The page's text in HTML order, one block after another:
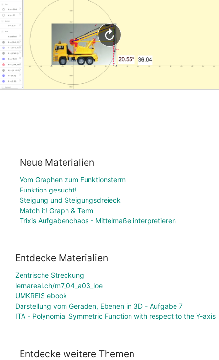
Neue Materialien
Vom Graphen zum Funktionsterm
Funktion gesucht!
Steigung und Steigungsdreieck
Match it! Graph & Term
Trixis Aufgabenchaos - Mittelmaße interpretieren
Entdecke Materialien
Zentrische Streckung
lernareal.ch/m7_04_a03_loe
UMKREIS ebook
Darstellung vom Geraden, Ebenen in 3D - Aufgabe 7
ITA - Polynomial Symmetric Function with respect to the Y-axis
Entdecke weitere Themen